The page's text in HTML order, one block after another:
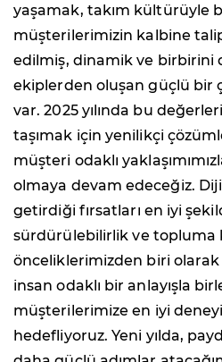
yaşamak, takım kültürüyle
müşterilerimizin kalbine
edilmiş, dinamik ve birbirini
ekiplerden oluşan güçlü bir
var. 2025 yılında bu
taşımak için yenilikçi
müşteri odaklı
olmaya devam edeceğiz.
getirdiği fırsatları en iyi
sürdürülebilirlik ve topluma
önceliklerimizden biri
insan odaklı bir anlayışla
müşterilerimize en iyi
hedefliyoruz. Yeni yılda,